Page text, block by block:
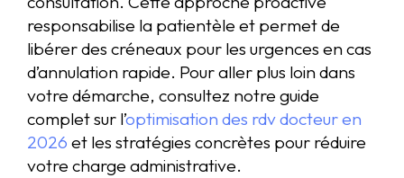
responsabilise la patientèle et permet de
libérer des créneaux pour les urgences en cas
d’annulation rapide. Pour aller plus loin dans
votre démarche, consultez notre guide
complet sur l’optimisation des rdv docteur en
2026 et les stratégies concrètes pour réduire
votre charge administrative.